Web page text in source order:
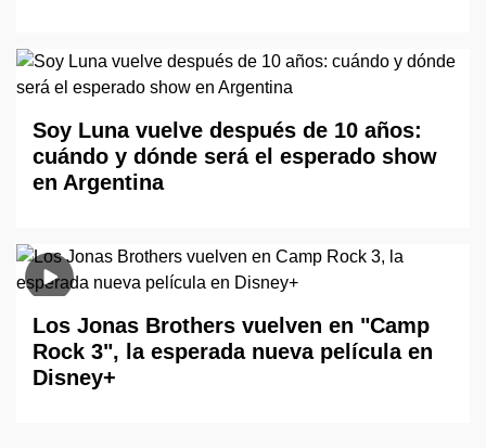
Soy Luna vuelve después de 10 años:
cuándo y dónde será el esperado show
en Argentina
Los Jonas Brothers vuelven en "Camp
Rock 3", la esperada nueva película en
Disney+